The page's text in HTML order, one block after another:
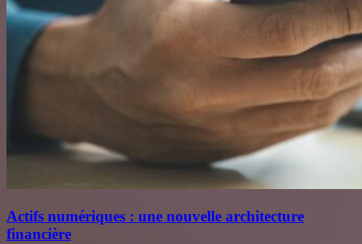
Actifs numériques : une nouvelle architecture
financière